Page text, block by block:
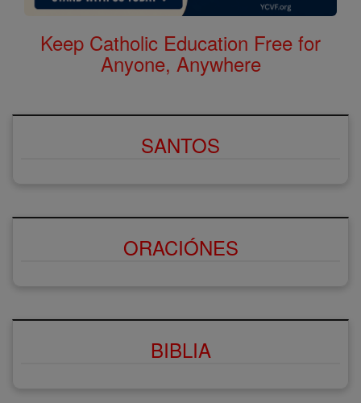
Keep Catholic Education Free for
Anyone, Anywhere
SANTOS
ORACIÓNES
BIBLIA